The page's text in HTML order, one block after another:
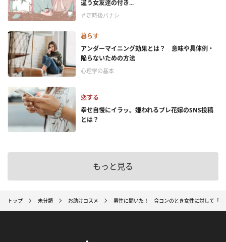
違う女友達の付き...
＃定時後バナシ
暮らす
アンダーマイニング効果とは？ 意味や具体例・
陥らないための方法
心理学の基本
恋する
幸せ自慢にイラッ。嫌われるプレ花嫁のSNS投稿
とは？
もっと見る
トップ 未分類 お助けコスメ 男性に聞いた！ 合コンのとき女性に対して「チ